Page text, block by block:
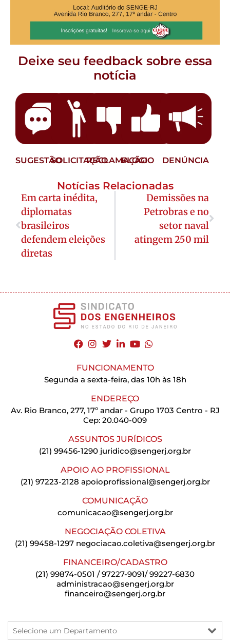
Deixe seu feedback sobre essa
notícia
SUGESTÃOSOLICITAÇÃORECLAMAÇÃO
ELOGIO DENÚNCIA
Notícias Relacionadas
Em carta inédita,
diplomatas
brasileiros
defendem eleições
diretas
Demissões na
Petrobras e no
setor naval
atingem 250 mil
FUNCIONAMENTO
Segunda a sexta-feira, das 10h às 18h
ENDEREÇO
Av. Rio Branco, 277, 17º andar - Grupo 1703 Centro - RJ
Cep: 20.040-009
ASSUNTOS JURÍDICOS
(21) 99456-1290 juridico@sengerj.org.br
APOIO AO PROFISSIONAL
(21) 97223-2128 apoioprofissional@sengerj.org.br
COMUNICAÇÃO
comunicacao@sengerj.org.br
NEGOCIAÇÃO COLETIVA
(21) 99458-1297 negociacao.coletiva@sengerj.org.br
FINANCEIRO/CADASTRO
(21) 99874-0501 / 97227-9091/ 99227-6830
administracao@sengerj.org.br
financeiro@sengerj.org.br